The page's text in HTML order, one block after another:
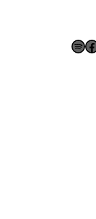
Spotify Facebook